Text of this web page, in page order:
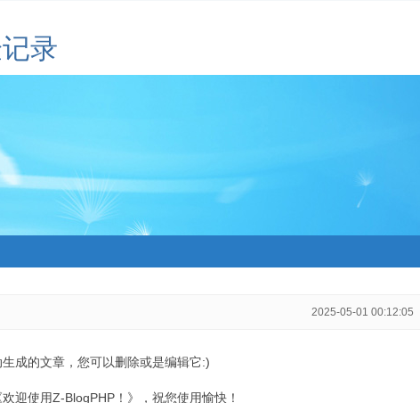
录
2025-05-01 00:12:05
成的文章，您可以删除或是编辑它:)
迎使用Z-BlogPHP！》，祝您使用愉快！